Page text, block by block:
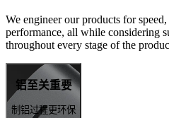
We engineer our products for
performance, all while considering
throughout every stage of the
铝至关重要
制铝过程更环保